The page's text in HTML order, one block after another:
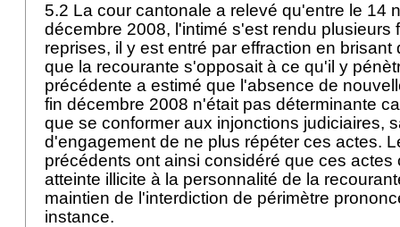
5.2 La cour cantonale a relevé qu'entre le 14
décembre 2008, l'intimé s'est rendu plusieurs
reprises, il y est entré par effraction en brisant
que la recourante s'opposait à ce qu'il y
précédente a estimé que l'absence de
fin décembre 2008 n'était pas déterminante
que se conformer aux injonctions judiciaires,
d'engagement de ne plus répéter ces actes.
précédents ont ainsi considéré que ces actes
atteinte illicite à la personnalité de la
maintien de l'interdiction de périmètre
instance.